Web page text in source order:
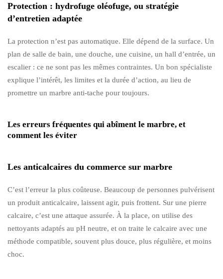
Protection : hydrofuge oléofuge, ou stratégie
d’entretien adaptée
La protection n’est pas automatique. Elle dépend de la surface. Un
plan de salle de bain, une douche, une cuisine, un hall d’entrée, un
escalier : ce ne sont pas les mêmes contraintes. Un bon spécialiste
explique l’intérêt, les limites et la durée d’action, au lieu de
promettre un marbre anti-tache pour toujours.
Les erreurs fréquentes qui abîment le marbre, et
comment les éviter
Les anticalcaires du commerce sur marbre
C’est l’erreur la plus coûteuse. Beaucoup de personnes pulvérisent
un produit anticalcaire, laissent agir, puis frottent. Sur une pierre
calcaire, c’est une attaque assurée. À la place, on utilise des
nettoyants adaptés au pH neutre, et on traite le calcaire avec une
méthode compatible, souvent plus douce, plus régulière, et moins
choc.